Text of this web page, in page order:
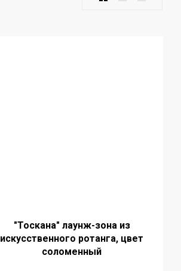
"Тоскана" лаунж-зона из
искусственного ротанга, цвет
соломенный